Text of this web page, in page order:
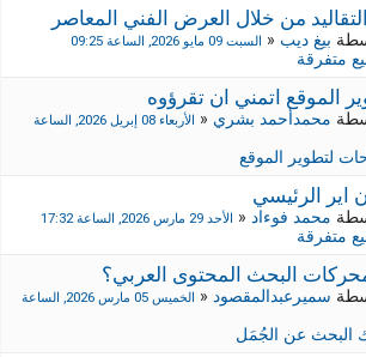
من خلال العرض الفني المعاصر
بيغ ديب« السبت 09 مايو 2026, الساعة 09:25
متفرقة
الموقع اتمني ان تقرؤوه
محمدأحمد بشري«
الأربعاء 08 إبريل 2026, الساعة
لتطوير الموقع
اير الرئيسي
محمد فوءاد« الأحد 29 مارس 2026, الساعة 17:32
متفرقة
البحث المحتوى العربي؟
سميرعبدالمقصود«
الخميس 05 مارس 2026, الساعة
البحث عن الجُمَل